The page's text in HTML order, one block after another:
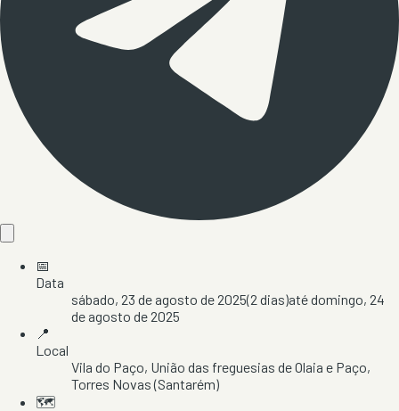
📅
Data
sábado, 23 de agosto de 2025(2 dias)atédomingo, 24
de agosto de 2025
📍
Local
Vila do Paço, União das freguesias de Olaia e Paço,
Torres Novas(Santarém)
🗺️